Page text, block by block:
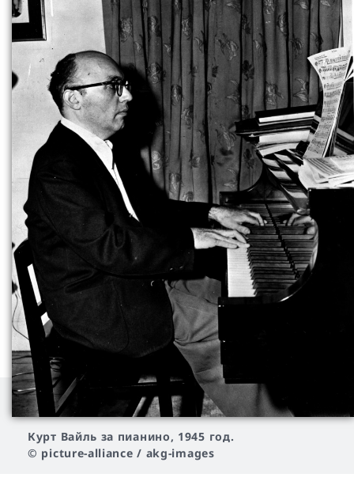
Курт Вайль за пианино, 1945 год.
© picture-alliance / akg-images